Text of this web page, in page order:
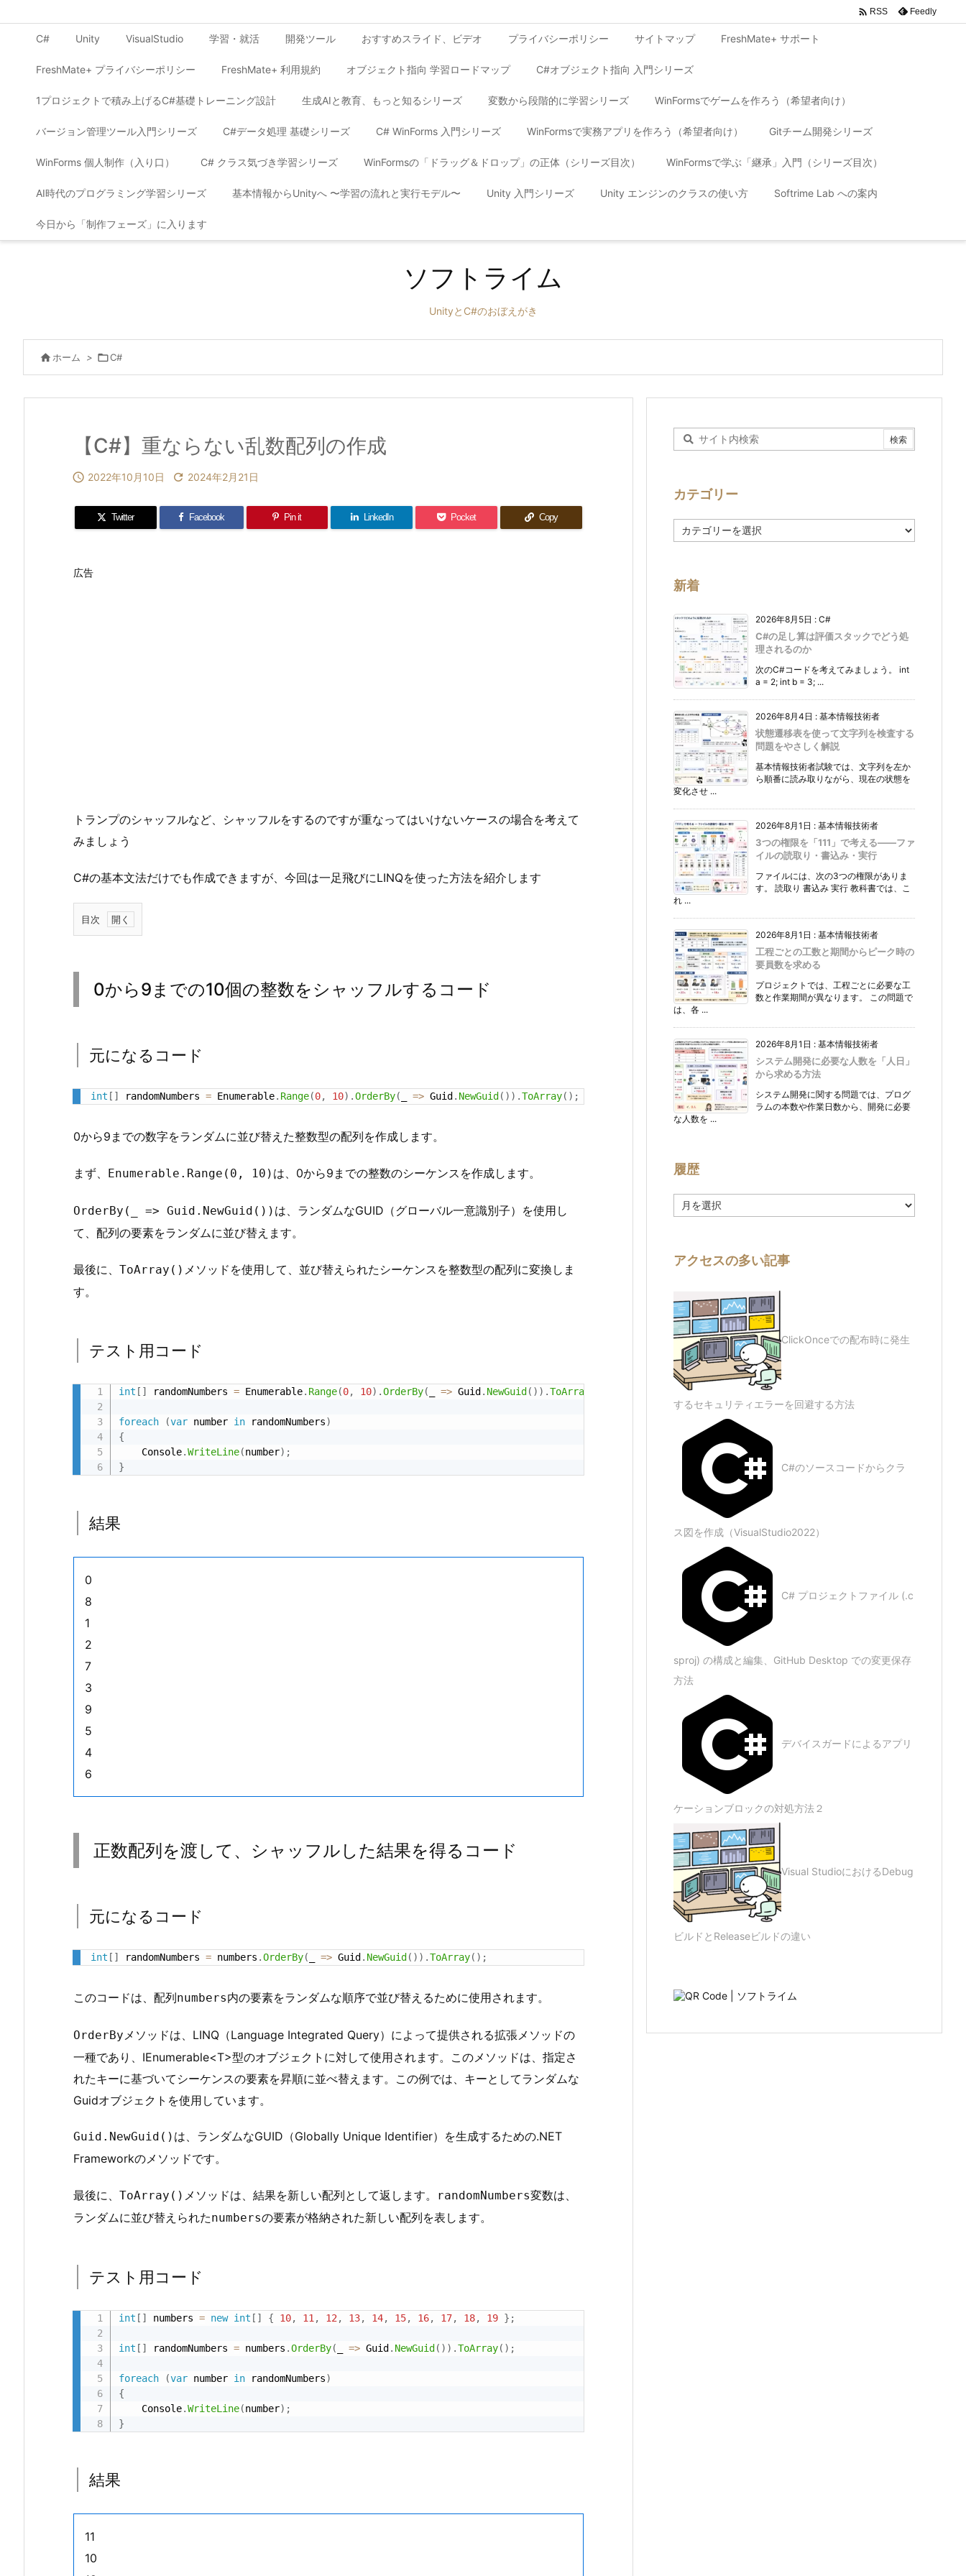
C# Unity VisualStudio 学習・就活 開発ツール おすすめスライド、ビデオ プライバシーポリシー サイトマップ FreshMate+ サポート
FreshMate+ プライバシーポリシー FreshMate+ 利用規約 オブジェクト指向 学習ロードマップ C#オブジェクト指向 入門シリーズ
1プロジェクトで積み上げるC#基礎トレーニング設計 生成AIと教育、もっと知るシリーズ 変数から段階的に学習シリーズ WinFormsでゲームを作ろう（希望者向け）
バージョン管理ツール入門シリーズ C#データ処理 基礎シリーズ C# WinForms 入門シリーズ WinFormsで実務アプリを作ろう（希望者向け） Gitチーム開発シリーズ
WinForms 個人制作（入り口） C# クラス気づき学習シリーズ WinFormsの「ドラッグ＆ドロップ」の正体（シリーズ目次） WinFormsで学ぶ「継承」入門（シリーズ目次）
AI時代のプログラミング学習シリーズ 基本情報からUnityへ 〜学習の流れと実行モデル〜 Unity 入門シリーズ Unity エンジンのクラスの使い方 Softrime Lab への案内
今日から「制作フェーズ」に入ります
 RSS Feedly
ソフトライム
UnityとC#のおぼえがき
 ホーム > C#
【C#】重ならない乱数配列の作成
 2022年10月10日  2024年2月21日
Twitter Facebook Pin it LinkedIn Pocket Copy
広告
トランプのシャッフルなど、シャッフルをするのですが重なってはいけないケースの場合を考えて
みましょう
C#の基本文法だけでも作成できますが、今回は一足飛びにLINQを使った方法を紹介します
目次
1.
ら
で
1
0
の
数
シ
ャ
フ
コ
ド
1.
コ
ド
正
を
し
シ
ッ
フ
た
を
る
コ
2.
な
ー
ド
テ
0から9までの10個の整数をシャッフルするコード
元になるコード
int [ ] randomNumbers = Enumerable. Range(0, 10) .OrderBy( => Guid . NewGuid ( ) ) .ToArray( ) ;
0から9までの数字をランダムに並び替えた整数型の配列を作成します。
まず、 Enumerable.Range(0, 10) は、0から9までの整数のシーケンスを作成します。
OrderBy(_ => Guid.NewGuid()) は、ランダムなGUID（グローバル一意識別子）を使用し
て、配列の要素をランダムに並び替えます。
最後に、 ToArray() メソッドを使用して、並び替えられたシーケンスを整数型の配列に変換しま
す。
テスト用コード
int [ ] randomNumbers = Enumerable. Range(0, 10) .OrderBy( _ => Guid . NewGuid ( ) ) .ToArray
foreach (var number in randomNumbers)
{
    Console
.WriteLine(number) ;
}
結果
0
8
1
2
7
3
9
5
4
6
正数配列を渡して、シャッフルした結果を得るコード
元になるコード
int [ ] randomNumbers = numbers .OrderBy( => Guid . NewGuid ( ) ) .ToArray( ) ;
このコードは、配列numbers内の要素をランダムな順序で並び替えるために使用されます。
OrderBy メソッドは、LINQ（Language Integrated Query）によって提供される拡張メソッドの
一種であり、IEnumerable<T>型のオブジェクトに対して使用されます。このメソッドは、指定さ
れたキーに基づいてシーケンスの要素を昇順に並べ替えます。この例では、キーとしてランダムな
Guidオブジェクトを使用しています。
Guid.NewGuid() は、ランダムなGUID（Globally Unique Identifier）を生成するための.NET
Frameworkのメソッドです。
最後に、 ToArray() メソッドは、結果を新しい配列として返します。 randomNumbers変数は、
ランダムに並び替えられたnumbersの要素が格納された新しい配列を表します。
テスト用コード
int [ ] numbers = new int [ ] { 10, 11 , 12 , 13, 14, 15, 16, 17, 18, 19 } ;
int [ ] randomNumbers = numbers .OrderBy( _ => Guid . NewGuid ( ) ) .ToArray( ) ;
foreach (var number in randomNumbers)
{
    Console
.WriteLine(number) ;
}
結果
11
10
カテゴリー
テ
ー
新着
2026年8月5日 : C#
C#の足し算は評価スタックでどう処
理されるのか
次のC#コードを考えてみましょう。 int
a = 2; int b = 3; ...
2026年8月4日 : 基本情報技術者
状態遷移表を使って文字列を検査する
問題をやさしく解説
基本情報技術者試験では、文字列を左か
ら順番に読み取りながら、現在の状態を
変化させ ...
2026年8月1日 : 基本情報技術者
3つの権限を「111」で考える――ファ
イルの読取り・書込み・実行
ファイルには、次の3つの権限がありま
す。 読取り 書込み 実行 教科書では、こ
れ ...
2026年8月1日 : 基本情報技術者
工程ごとの工数と期間からピーク時の
要員数を求める
プロジェクトでは、工程ごとに必要な工
数と作業期間が異なります。 この問題で
は、各 ...
2026年8月1日 : 基本情報技術者
システム開発に必要な人数を「人日」
から求める方法
システム開発に関する問題では、プログ
ラムの本数や作業日数から、開発に必要
な人数を ...
履歴
歴
アクセスの多い記事
ClickOnceでの配布時に発生
するセキュリティエラーを回避する方法
C#のソースコードからクラ
ス図を作成（VisualStudio2022）
C# プロジェクトファイル (.c
sproj) の構成と編集、GitHub Desktop での変更保存
方法
デバイスガードによるアプリ
ケーションブロックの対処方法２
Visual StudioにおけるDebug
ビルドとReleaseビルドの違い